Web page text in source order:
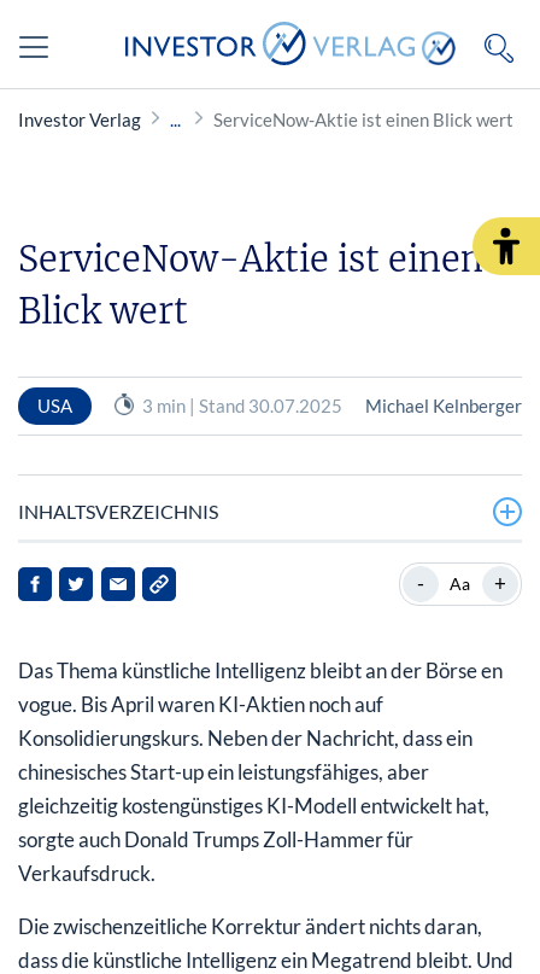
Investor Verlag ServiceNow-Aktie ist einen Blick wert
ServiceNow-Aktie ist einen
Blick wert
USA 3 min | Stand 30.07.2025 Michael Kelnberger
INHALTSVERZEICHNIS
ServiceNow: wachstumsstarker Cloud-Spezialist
Aktienkurs pendelt noch um die 200-Tage-Linie
- Aa +
Das Thema künstliche Intelligenz bleibt an der Börse en
vogue. Bis April waren KI-Aktien noch auf
Konsolidierungskurs. Neben der Nachricht, dass ein
chinesisches Start-up ein leistungsfähiges, aber
gleichzeitig kostengünstiges KI-Modell entwickelt hat,
sorgte auch Donald Trumps Zoll-Hammer für
Verkaufsdruck.
Die zwischenzeitliche Korrektur ändert nichts daran,
dass die künstliche Intelligenz ein Megatrend bleibt. Und